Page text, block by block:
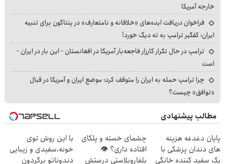
خارجه آمریکا
فراخوان دریافت ایده‌های «خلاقانه و نامتعارف» در پنتاگون برای تنبیه
ایران؛ کفگیر ترامپ به ته دیگ خورد!
ترامپ در حال تکرار کارزار فاجعه‌بار آمریکا در افغانستان - این بار در ایران -
است
چرا ترامپ حمله به ایران را متوقف کرد؛ موضع ایران و آمریکا در قبال
«توافق» چیست؟
مطالب پیشنهادی
پایان دغدغه هزینه
های دندان پزشکی با
پک سفید کننده خانگی
چشمای خسته و پلکای
افتاده داری؟ 👁
بلفاروپلاستی درستش
با این روش توی
خونه،سفیدی و زیبایی
دندوناتو برگردون